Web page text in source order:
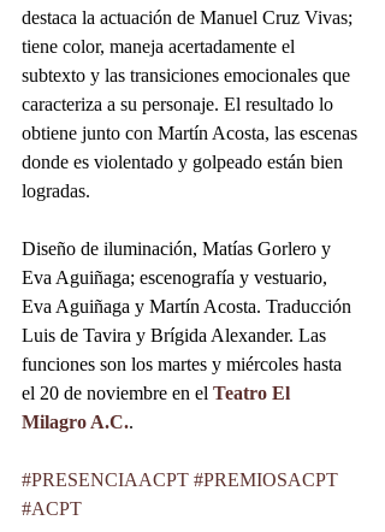
destaca la actuación de Manuel Cruz Vivas;
tiene color, maneja acertadamente el
subtexto y las transiciones emocionales que
caracteriza a su personaje. El resultado lo
obtiene junto con Martín Acosta, las escenas
donde es violentado y golpeado están bien
logradas.
Diseño de iluminación, Matías Gorlero y
Eva Aguiñaga; escenografía y vestuario,
Eva Aguiñaga y Martín Acosta. Traducción
Luis de Tavira y Brígida Alexander. Las
funciones son los martes y miércoles hasta
el 20 de noviembre en el Teatro El
Milagro A.C..
#PRESENCIAACPT #PREMIOSACPT
#ACPT